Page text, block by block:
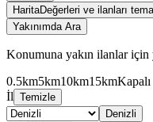
HaritaDeğerleri ve ilanları
Yakınımda Ara
Konumuna yakın ilanlar için
0.5km5km10km15kmKapalı
İl Temizle
Denizli